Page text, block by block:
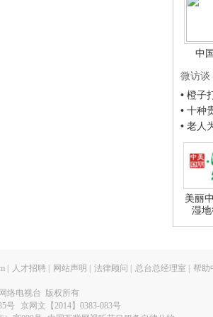
中
微访谈
• 橙子
• 十种
• 老人
美丽
湿
| 人才招聘 | 网站声明 | 法律顾问 | 总台总经理室 | 帮助
络电视台 版权所有
号
京网文【2014】0383-083号